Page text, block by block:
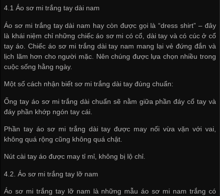
4.1 Áo sơ mi trắng tay dài nam
Áo sơ mi trắng tay dài nam hay còn được gọi là “dress shirt” – đây
là khái niệm chỉ những chiếc áo sơ mi có cổ, dài tay và có cúc ở cổ
tay áo. Chiếc áo sơ mi trắng dài tay nam mang lại vẻ đứng đắn và
lịch lãm hơn cho người mặc. Nên chúng được lựa chọn nhiều trong
cuộc sống hằng ngày.
Một số cách nhận biết sơ mi trắng dài tay đúng chuẩn:
Ống tay áo sơ mi trắng dài chuẩn sẽ nằm giữa phần đáy cổ tay và
đáy phần khớp ngón tay cái.
Phần tay áo sơ mi trắng dài tay được may nối vừa vặn với vai,
không quá rộng cũng không quá chật.
Nút cài tay áo được may tỉ mỉ, không bị lộ chỉ.
4.2. Áo sơ mi trắng tay lỡ nam
Áo sơ mi trắng tay lỡ nam là những mẫu áo sơ mi nam trắng có